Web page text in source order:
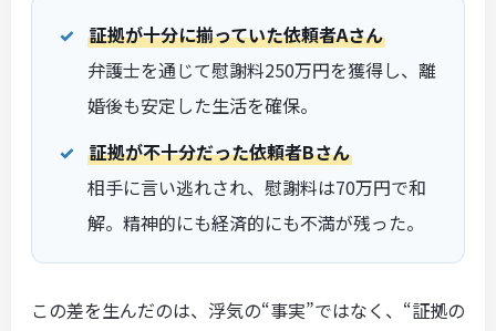
証拠が十分に揃っていた依頼者Aさん
弁護士を通じて慰謝料250万円を獲得し、離
婚後も安定した生活を確保。
証拠が不十分だった依頼者Bさん
相手に言い逃れされ、慰謝料は70万円で和
解。精神的にも経済的にも不満が残った。
この差を生んだのは、浮気の“事実”ではなく、“証拠の